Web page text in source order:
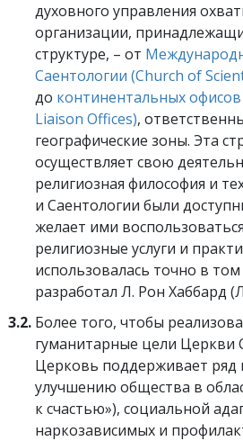
духовного управления
организации,
структуре, – от
Саентологии (Church of
до континентальных
Liaison Offices),
географические зоны. Эта
осуществляет свою
религиозная философия и
и Саентологии были
желает ими
религиозные услуги и
использовалась точно в
разработал Л. Рон Хаббард
3.2. Более того, чтобы
гуманитарные цели Церкви
Церковь поддерживает ряд
улучшению общества в
к счастью»), социальной
наркозависимых и